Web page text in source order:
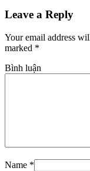
Leave a Reply
Your email address
marked *
Bình luận
Name *